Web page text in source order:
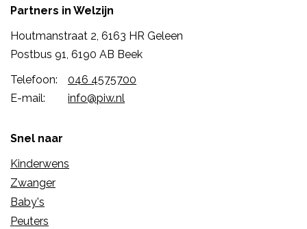
Partners in Welzijn
Houtmanstraat 2, 6163 HR Geleen
Postbus 91, 6190 AB Beek
Telefoon:
046 4575700
E-mail:
info@piw.nl
Snel naar
Kinderwens
Zwanger
Baby's
Peuters